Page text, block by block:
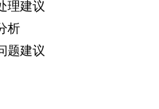
理建议
析
题建议